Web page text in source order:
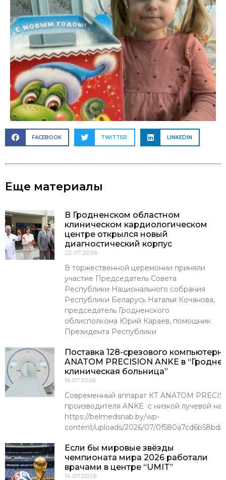
FACEBOOK TWITTER LINKEDIN
Еще материалы
В Гродненском областном
клиническом кардиологическом
центре открылся новый
диагностический корпус
22.07.2026
В торжественной церемонии приняли
участие Председатель Совета
Республики Национального собрания
Республики Беларусь Наталья Кочанова,
председатель Гродненского
облисполкома Юрий Караев, помощник
Президента Республики
Поставка 128-срезового
ANATOM PRECISION ANKE в
клиническая больница”
16.07.2026
Современный аппарат КТ ANATOM
производителя ANKE с низкой лучевой
https://belmedsnab.by/wp-
content/uploads/2026/07/
Если бы мировые звёзды
чемпионата мира 2026 работали
врачами в центре “UMIT”
14.07.2026